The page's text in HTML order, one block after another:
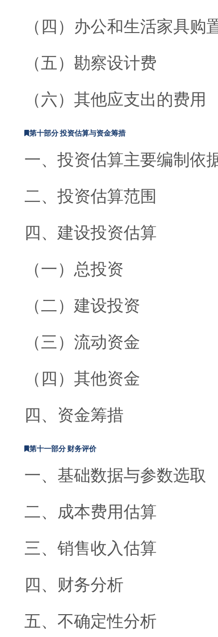
（四）办公和生活家具购
（五）勘察设计费
（六）其他应支出的费用
第十部分 投资估算与资金筹措
一、投资估算主要编制依
二、投资估算范围
四、建设投资估算
（一）总投资
（二）建设投资
（三）流动资金
（四）其他资金
四、资金筹措
第十一部分 财务评价
一、基础数据与参数选取
二、成本费用估算
三、销售收入估算
四、财务分析
五、不确定性分析